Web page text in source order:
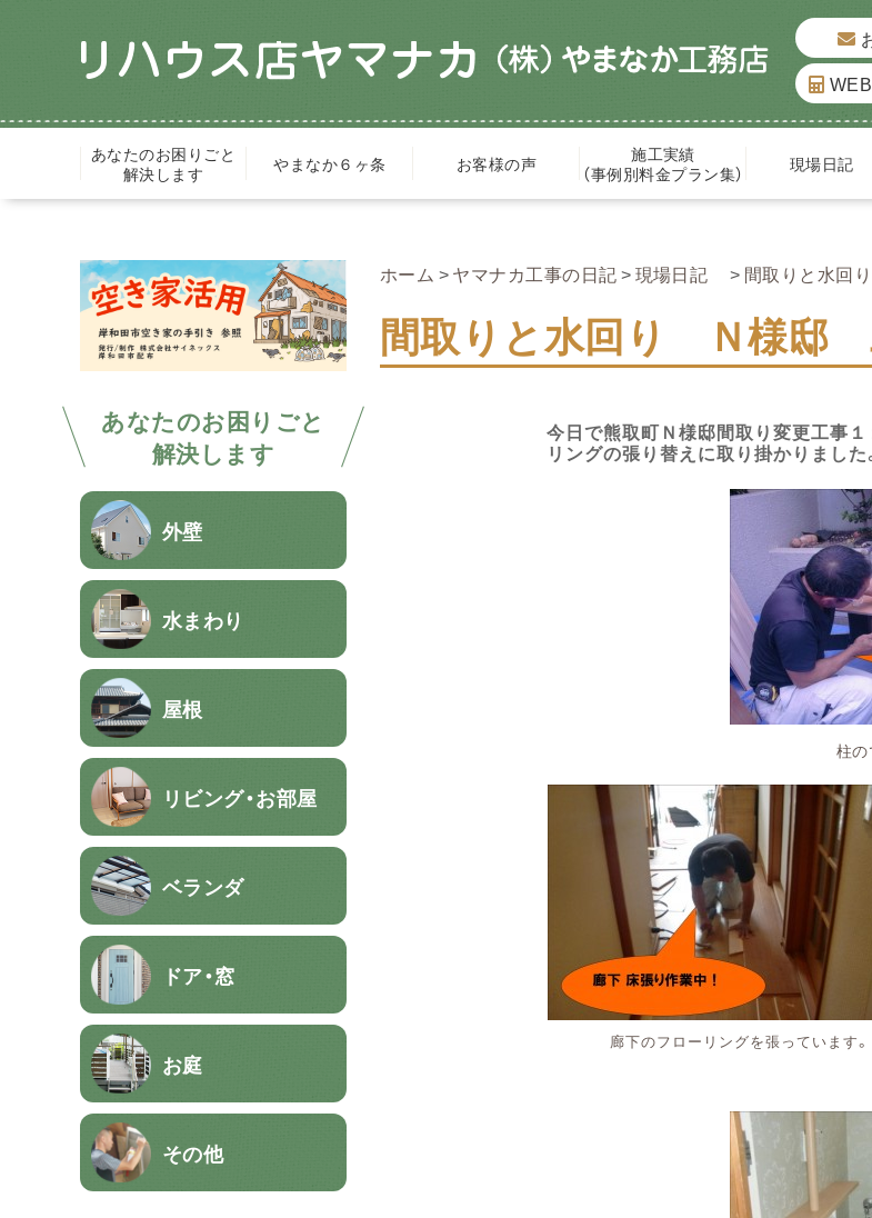
あなたのお困りごと
解決します
やまなか６ヶ条 お客様の声
施工実績
（事例別料金プラン集）
現場日記
あなたのお困りごと
解決します
外壁
水まわり
屋根
リビング・お部屋
ベランダ
ドア・窓
お庭
その他
ホーム ヤマナカ工事の日記 現場日記 間取りと水
間取りと水回り Ｎ様邸
今日で熊取町Ｎ様邸間取り変更工事１
リングの張り替えに取り掛かりました
柱のでっぱりにピタッと
廊下のフローリングを張っています。